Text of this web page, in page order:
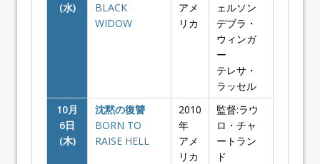
(水)
BLACK
WIDOW
アメ
リカ
ェルソン
デブラ・
ウィンガ
ー
テレサ・
ラッセル
10月
6日
(木)
沈黙の復讐
BORN TO
RAISE HELL
2010
年
アメ
リカ
監督:ラウ
ロ・チャ
ートラン
ド